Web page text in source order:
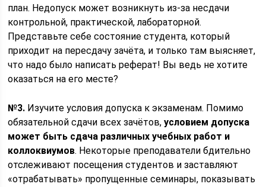
план. Недопуск может возникнуть из-за несдачи
контрольной, практической, лабораторной.
Представьте себе состояние студента, который
приходит на пересдачу зачёта, и только там выясняет,
что надо было написать реферат! Вы ведь не хотите
оказаться на его месте?
№3. Изучите условия допуска к экзаменам. Помимо
обязательной сдачи всех зачётов,условием допуска
может быть сдача различных учебных работ и
коллоквиумов. Некоторые преподаватели бдительно
отслеживают посещения студентов и заставляют
«отрабатывать» пропущенные семинары, показывать